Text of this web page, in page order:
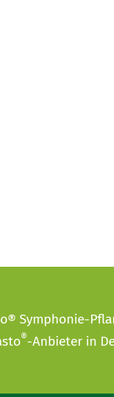
Symphonie-
®-Anbieter in